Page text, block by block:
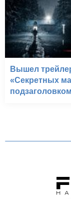
Вышел
«Секретных